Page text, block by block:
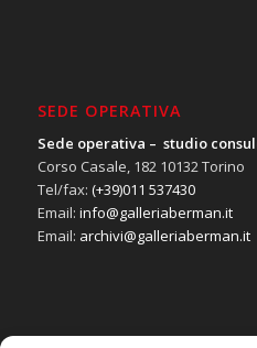
SEDE OPERATIVA
Sede operativa – studio
Corso Casale, 182 10132 Torino
Tel/fax: (+39)011 537430
Email: info@galleriaberman.it
Email: archivi@galleriaberman.it